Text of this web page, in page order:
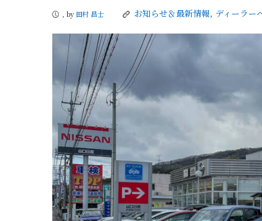
P , by 田村 昌士 K お知らせ＆最新情報, ディーラー